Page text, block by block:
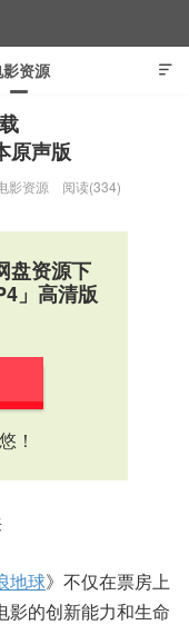

影资源
原声版
影资源 阅读(334)
盘资源下
」高清版
！
地球》不仅在票房上
影的创新能力和生命